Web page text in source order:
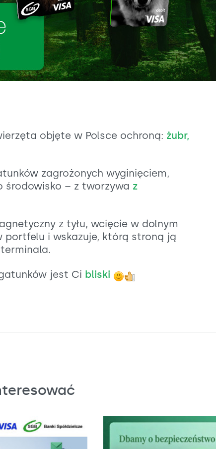
objęte w Polsce ochroną: żubr,
zagrożonych wyginięciem,
środowisko – z tworzywa z
z tyłu, wcięcie w dolnym
portfelu i wskazuje, którą stroną ją
jest Ci bliski